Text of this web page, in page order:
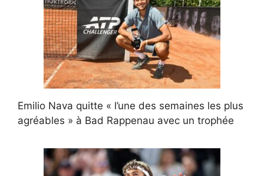
Emilio Nava quitte « l’une des semaines les plus
agréables » à Bad Rappenau avec un trophée